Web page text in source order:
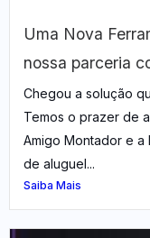
Uma Nova
nossa parceria
Chegou a solução
Temos o prazer de
Amigo Montador e a
de aluguel...
Saiba Mais